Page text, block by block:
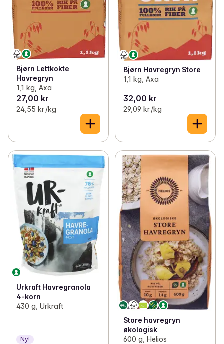
Bjørn Lettkokte
Havregryn
1,1 kg, Axa
27,00 kr
24,55 kr /kg
Bjørn Havregryn Store
1,1 kg, Axa
32,00 kr
29,09 kr /kg
Urkraft Havregranola
4-korn
430 g, Urkraft
Ny!
Store havregryn
økologisk
600 g, Helios